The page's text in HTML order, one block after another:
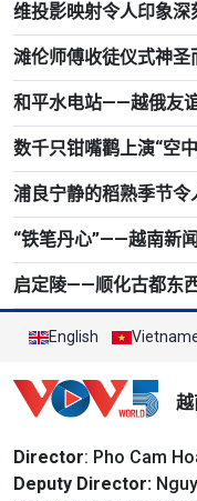
维投影映射令人印象深
滩伦师傅收徒仪式神圣
和平水电站——越俄友
数千只钳嘴鹳上演“空
浦良宁静的稻熟季节令
“铁笔丹心”——越南新
启定陵——顺化古都东
English
Director: Pho Cam
Deputy Director: